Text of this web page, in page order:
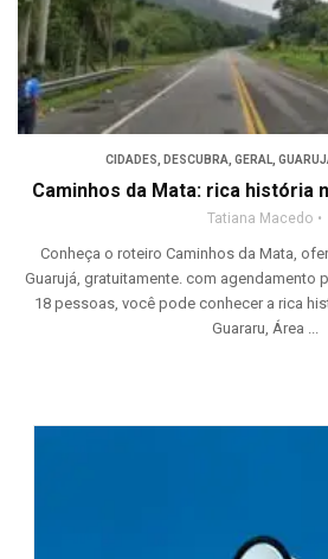
CIDADES DESCUBRA GERAL
Caminhos da Mata: rica história
Tatiana Macedo
Conheça o roteiro Caminhos da Mata,
Guarujá, gratuitamente. com agendamento
18 pessoas, você pode conhecer a rica
Guararu, Área ...